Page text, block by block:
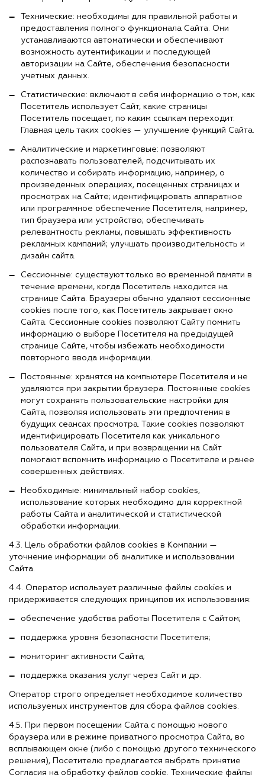
Технические: необходимы для правильной работы и
предоставления полного функционала Сайта. Они
устанавливаются автоматически и обеспечивают
возможность аутентификации и последующей
авторизации на Сайте, обеспечения безопасности
учетных данных.
Статистические: включают в себя информацию о том, как
Посетитель использует Сайт, какие страницы
Посетитель посещает, по каким ссылкам переходит.
Главная цель таких cookies — улучшение функций Сайта.
Аналитические и маркетинговые: позволяют
распознавать пользователей, подсчитывать их
количество и собирать информацию, например, о
произведенных операциях, посещенных страницах и
просмотрах на Сайте; идентифицировать аппаратное
или программное обеспечение Посетителя, например,
тип браузера или устройство; обеспечивать
релевантность рекламы, повышать эффективность
рекламных кампаний; улучшать производительность и
дизайн сайта.
Сессионные: существуют только во временной памяти в
течение времени, когда Посетитель находится на
странице Сайта. Браузеры обычно удаляют сессионные
cookies после того, как Посетитель закрывает окно
Сайта. Сессионные cookies позволяют Сайту помнить
информацию о выборе Посетителя на предыдущей
странице Сайте, чтобы избежать необходимости
повторного ввода информации.
Постоянные: хранятся на компьютере Посетителя и не
удаляются при закрытии браузера. Постоянные cookies
могут сохранять пользовательские настройки для
Сайта, позволяя использовать эти предпочтения в
будущих сеансах просмотра. Такие cookies позволяют
идентифицировать Посетителя как уникального
пользователя Сайта, и при возвращении на Сайт
помогают вспомнить информацию о Посетителе и ранее
совершенных действиях.
Необходимые: минимальный набор cookies,
использование которых необходимо для корректной
работы Сайта и аналитической и статистической
обработки информации.
4.3. Цель обработки файлов cookies в Компании —
уточнение информации об аналитике и использовании
Сайта.
4.4. Оператор использует различные файлы cookies и
придерживается следующих принципов их использования:
обеспечение удобства работы Посетителя с Сайтом;
поддержка уровня безопасности Посетителя;
мониторинг активности Сайта;
поддержка оказания услуг через Сайт и др.
Оператор строго определяет необходимое количество
используемых инструментов для сбора файлов cookies.
4.5. При первом посещении Сайта с помощью нового
браузера или в режиме приватного просмотра Сайта, во
всплывающем окне (либо с помощью другого технического
решения), Посетителю предлагается выбрать принятие
Согласия на обработку файлов cookie. Технические файлы